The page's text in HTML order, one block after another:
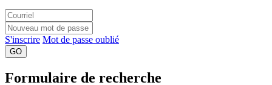
S'inscrire Mot de passe oublié
GO
Formulaire de recherche